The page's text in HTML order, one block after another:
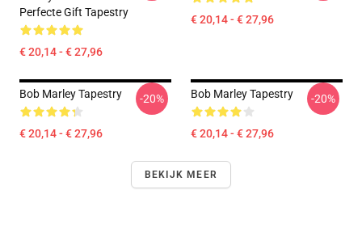
Perfecte Gift Tapestry
€ 20,14 - € 27,96
€ 20,14 - € 27,96
Bob Marley Tapestry
€ 20,14 - € 27,96
-20% Bob Marley Tapestry
€ 20,14 - € 27,96
-20%
BEKIJK MEER